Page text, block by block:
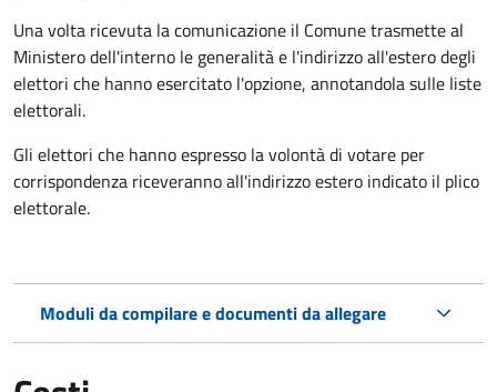
Una volta ricevuta la comunicazione il Comune trasmette al
Ministero dell'interno le generalità e l'indirizzo all'estero degli
elettori che hanno esercitato l'opzione, annotandola sulle liste
elettorali.
Gli elettori che hanno espresso la volontà di votare per
corrispondenza riceveranno all'indirizzo estero indicato il plico
elettorale.
Moduli da compilare e documenti da allegare